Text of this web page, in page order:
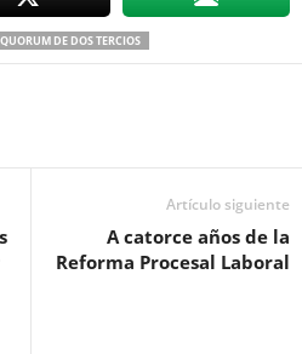
QUORUM DE DOS TERCIOS
Artículo siguiente
A catorce años de la
Reforma Procesal Laboral